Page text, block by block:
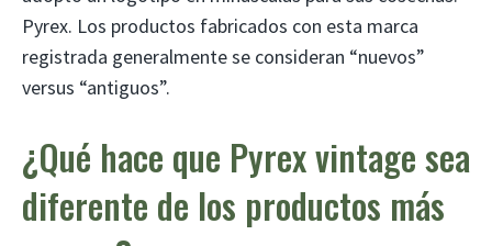
Pyrex. Los productos fabricados con esta marca
registrada generalmente se consideran “nuevos”
versus “antiguos”.
¿Qué hace que Pyrex vintage sea
diferente de los productos más